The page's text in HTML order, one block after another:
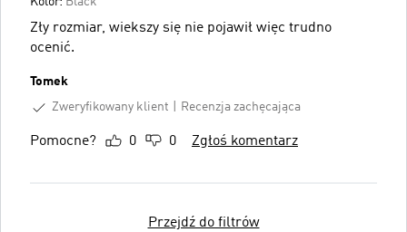
Zły rozmiar, wiekszy się nie pojawił więc trudno
ocenić.
Tomek
Zweryfikowany klient
Recenzja zachęcająca
Pomocne? 0 0 Zgłoś komentarz
Przejdź do filtrów